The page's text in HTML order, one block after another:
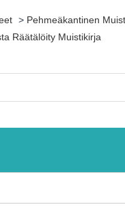
> Pehmeäkantinen
Räätälöity Muistikirja